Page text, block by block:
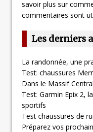
savoir plus sur
commentaires sont
Les derniers
La randonnée, une
Test: chaussures
Dans le Massif
Test: Garmin Epix 2,
sportifs
Test chaussures de
Préparez vos